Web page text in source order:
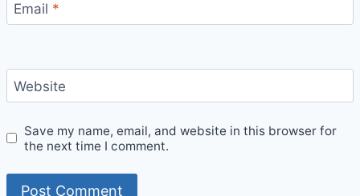
Email *
Website
Save my name, email, and website in this browser for
the next time I comment.